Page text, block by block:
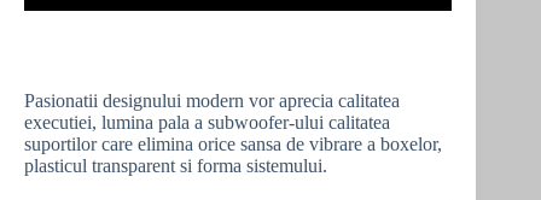
Pasionatii designului modern vor aprecia calitatea
executiei, lumina pala a subwoofer-ului calitatea
suportilor care elimina orice sansa de vibrare a boxelor,
plasticul transparent si forma sistemului.